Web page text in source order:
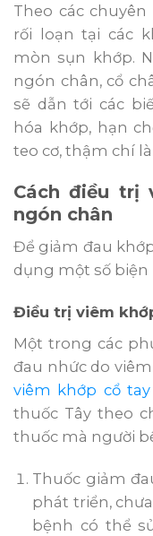
Theo các
rối loạn tại các
mòn sụn khớp.
ngón chân, cổ
sẽ dẫn tới các
hóa khớp, hạn
teo cơ, thậm chí
Cách điều trị
ngón chân
Để giảm đau
dụng một số biện
Điều trị viêm
Một trong các
đau nhức do
viêm khớp cổ tay
thuốc Tây theo
thuốc mà người
Thuốc giảm
phát triển,
bệnh có thể